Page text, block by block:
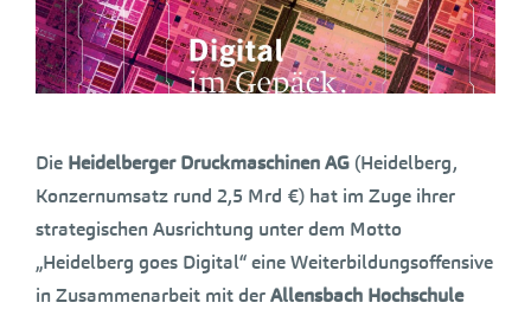
Die Heidelberger Druckmaschinen AG (Heidelberg,
Konzernumsatz rund 2,5 Mrd €) hat im Zuge ihrer
strategischen Ausrichtung unter dem Motto
„Heidelberg goes Digital“ eine Weiterbildungsoffensive
in Zusammenarbeit mit derAllensbach Hochschule